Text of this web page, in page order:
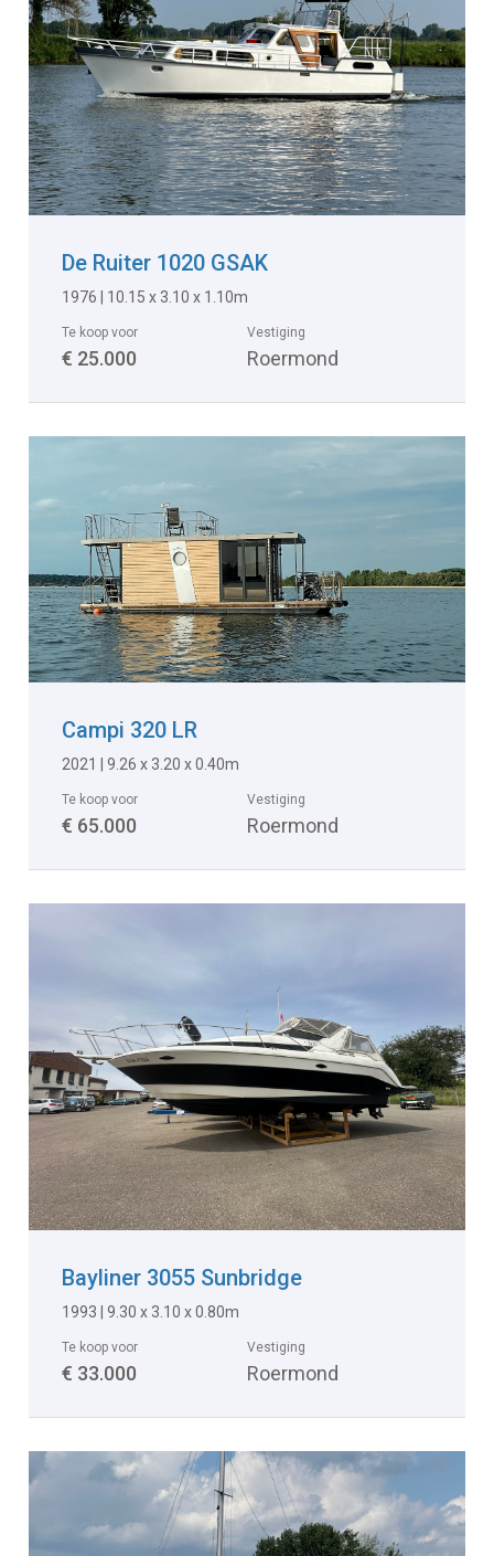
De Ruiter 1020 GSAK
1976 | 10.15 x 3.10 x 1.10m
Te koop voor
€ 25.000
Vestiging
Roermond
Campi 320 LR
2021 | 9.26 x 3.20 x 0.40m
Te koop voor
€ 65.000
Vestiging
Roermond
Bayliner 3055 Sunbridge
1993 | 9.30 x 3.10 x 0.80m
Te koop voor
€ 33.000
Vestiging
Roermond